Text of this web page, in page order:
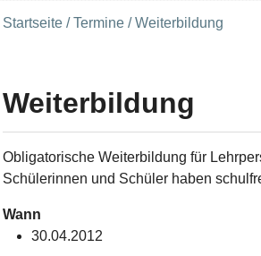
Startseite /Termine /Weiterbildung
Weiterbildung
Obligatorische Weiterbildung für
Schülerinnen und Schüler haben
Wann
30.04.2012